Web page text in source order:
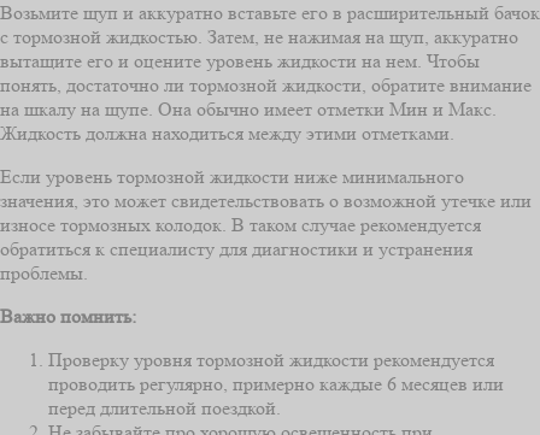
Возьмите щуп и аккуратно вставьте его в расширительный бачок
с тормозной жидкостью. Затем, не нажимая на щуп, аккуратно
вытащите его и оцените уровень жидкости на нем. Чтобы
понять, достаточно ли тормозной жидкости, обратите внимание
на шкалу на щупе. Она обычно имеет отметки Мин и Макс.
Жидкость должна находиться между этими отметками.
Если уровень тормозной жидкости ниже минимального
значения, это может свидетельствовать о возможной утечке или
износе тормозных колодок. В таком случае рекомендуется
обратиться к специалисту для диагностики и устранения
проблемы.
Важно помнить:
Проверку уровня тормозной жидкости рекомендуется
проводить регулярно, примерно каждые 6 месяцев или
перед длительной поездкой.